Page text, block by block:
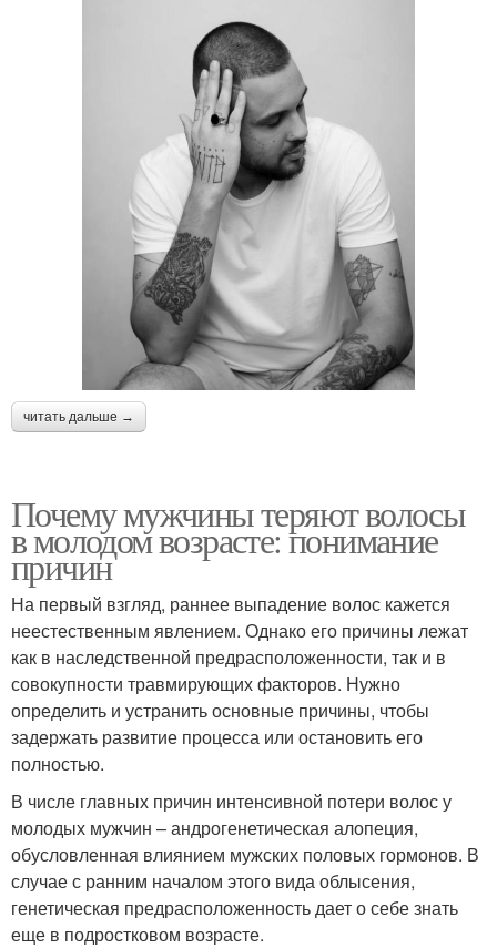
читать дальше →
Почему мужчины теряют волосы
в молодом возрасте: понимание
причин
На первый взгляд, раннее выпадение волос кажется
неестественным явлением. Однако его причины лежат
как в наследственной предрасположенности, так и в
совокупности травмирующих факторов. Нужно
определить и устранить основные причины, чтобы
задержать развитие процесса или остановить его
полностью.
В числе главных причин интенсивной потери волос у
молодых мужчин – андрогенетическая алопеция,
обусловленная влиянием мужских половых гормонов. В
случае с ранним началом этого вида облысения,
генетическая предрасположенность дает о себе знать
еще в подростковом возрасте.